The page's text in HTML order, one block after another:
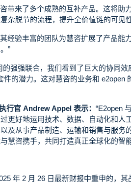
带来了多个成熟的互补产品。这将
杂脱节的流程，提升全价值链的可见
经验丰富的团队为慧咨扩展了产品
”
的强强联合，我们看到了巨大的协同
件的潜力。这对慧咨的业务和
行官 Andrew Appel 表示： “E2open
更好地运用技术、数据、自动化和
及从事产品制造、运输和销售与服务
慧咨携手，共同打造真正全球化的智
年 2 月 26 日最新财报中重申的，